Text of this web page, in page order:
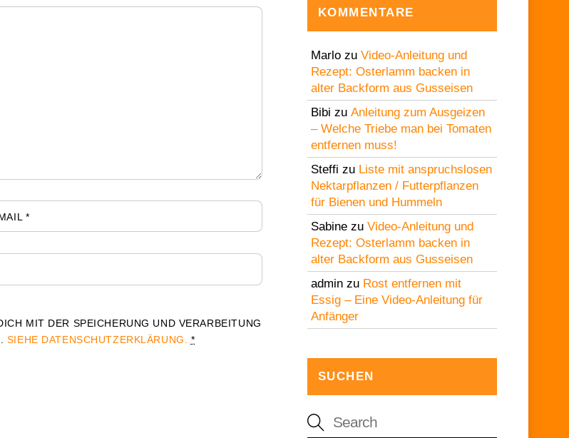
*
MIT DER SPEICHERUNG UND VERARBEITUNG
SIEHE DATENSCHUTZERKLÄRUNG. *
KOMMENTARE
Marlozu Video-Anleitung und
Rezept: Osterlamm backen in
alter Backform aus Gusseisen
Bibi zu Anleitung zum Ausgeizen
– Welche Triebe man bei Tomaten
entfernen muss!
Steffi zu Liste mit anspruchslosen
Nektarpflanzen / Futterpflanzen
für Bienen und Hummeln
Sabinezu Video-Anleitung und
Rezept: Osterlamm backen in
alter Backform aus Gusseisen
adminzu Rost entfernen mit
Essig – Eine Video-Anleitung für
Anfänger
SUCHEN